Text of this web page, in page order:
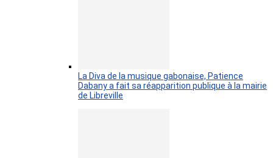
La Diva de la musique gabonaise, Patience
Dabany a fait sa réapparition publique à la mairie
de Libreville